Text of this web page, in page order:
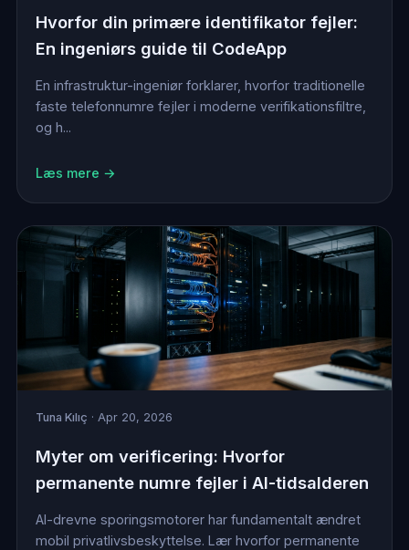
Hvorfor din primære identifikator fejler:
En ingeniørs guide til CodeApp
En infrastruktur-ingeniør forklarer, hvorfor traditionelle
faste telefonnumre fejler i moderne verifikationsfiltre,
og h...
Læs mere →
Tuna Kılıç · Apr 20, 2026
Myter om verificering: Hvorfor
permanente numre fejler i AI-tidsalderen
AI-drevne sporingsmotorer har fundamentalt ændret
mobil privatlivsbeskyttelse. Lær hvorfor permanente